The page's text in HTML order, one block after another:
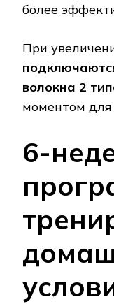
более
При
волокна 2
моментом
6-